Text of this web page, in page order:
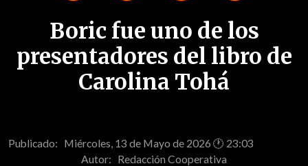
Boric fue uno de los
presentadores del libro de
Carolina Tohá
Publicado: Miércoles, 13 de Mayo de 2026 🕐 23:03
Autor: Redacción Cooperativa